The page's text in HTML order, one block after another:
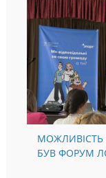
БУВ ФОРУМ